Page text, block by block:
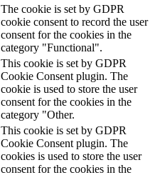
The cookie is set by GDPR
cookie consent to record the user
consent for the cookies in the
category "Functional".
This cookie is set by GDPR
Cookie Consent plugin. The
cookie is used to store the user
consent for the cookies in the
category "Other.
This cookie is set by GDPR
Cookie Consent plugin. The
cookies is used to store the user
consent for the cookies in the